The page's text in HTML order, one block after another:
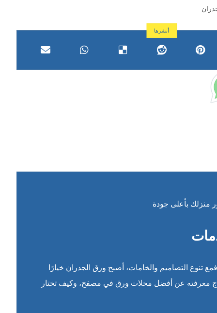
منزلك بأعلى جودة
التصاميم والخامات، أصبح ورق الجدران خيارًا
معرفته عن أفضل محلات ورق في مصفح، وكيف تختار